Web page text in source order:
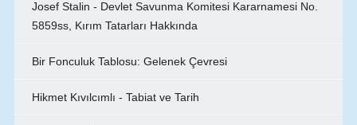
Josef Stalin - Devlet Savunma Komitesi Kararnamesi No.
5859ss, Kırım Tatarları Hakkında
Bir Fonculuk Tablosu: Gelenek Çevresi
Hikmet Kıvılcımlı - Tabiat ve Tarih